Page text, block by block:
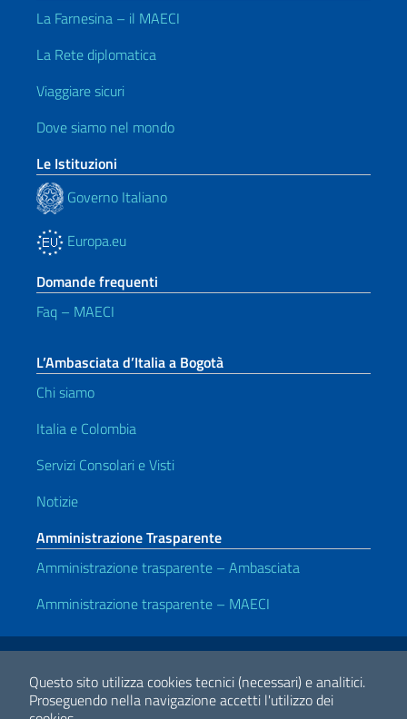
Questo sito utilizza cookies tecnici (necessari) e analitici.
Proseguendo nella navigazione accetti l'utilizzo dei
La Farnesina – il MAECI
La Rete diplomatica
Viaggiare sicuri
Dove siamo nel mondo
Le Istituzioni
Governo Italiano
Europa.eu
Domande frequenti
Faq – MAECI
L’Ambasciata d’Italia a Bogotà
Chi siamo
Italia e Colombia
Servizi Consolari e Visti
Notizie
Amministrazione Trasparente
Amministrazione trasparente – Ambasciata
Amministrazione trasparente – MAECI
Link Utili